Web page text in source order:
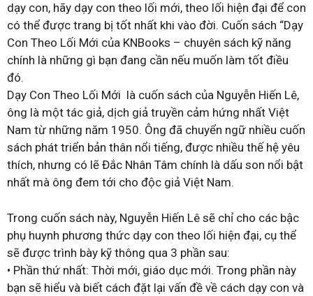
dạy con, hãy dạy con theo lối mới, theo lối hiện đại để con
có thể được trang bị tốt nhất khi vào đời. Cuốn sách “Dạy
Con Theo Lối Mới của KNBooks – chuyên sách kỹ năng
chính là những gì bạn đang cần nếu muốn làm tốt điều
đó.
Dạy Con Theo Lối Mới là cuốn sách của Nguyễn Hiến Lê,
ông là một tác giả, dịch giả truyền cảm hứng nhất Việt
Nam từ những năm 1950. Ông đã chuyển ngữ nhiều cuốn
sách phát triển bản thân nổi tiếng, được nhiều thế hệ yêu
thích, nhưng có lẽ Đắc Nhân Tâm chính là dấu son nổi bật
nhất mà ông đem tới cho độc giả Việt Nam.
Trong cuốn sách này, Nguyễn Hiến Lê sẽ chỉ cho các bậc
phụ huynh phương thức dạy con theo lối hiện đại, cụ thể
sẽ được trình bày kỹ thông qua 3 phần sau:
• Phần thứ nhất: Thời mới, giáo dục mới. Trong phần này
bạn sẽ hiểu và biết cách đặt lại vấn đề về cách dạy con và